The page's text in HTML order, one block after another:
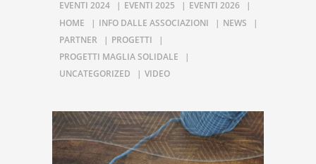
EVENTI 2024
EVENTI 2025
EVENTI 2026
HOME
INFO DALLE ASSOCIAZIONI
NEWS
PARTNER
PROGETTI
PROGETTI MAGLIA SOLIDALE
UNCATEGORIZED
VIDEO